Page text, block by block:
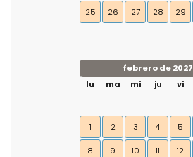
25 26 27 28 29
febrero de 2027
lu
ma mi ju vi
1 2 3 4 5
8 9 10 11 12